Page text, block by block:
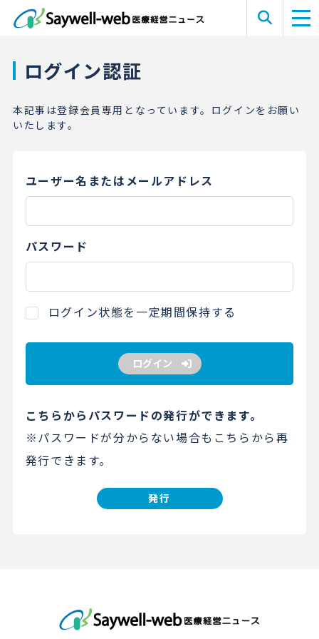
ログイン認証
本記事は登録会員専用となっています。ログインをお願い
いたします。
ユーザー名またはメールアドレス
パスワード
ログイン状態を一定期間保持する
ログイン
こちらからパスワードの発行ができます。
※パスワードが分からない場合もこちらから再
発行できます。
発行